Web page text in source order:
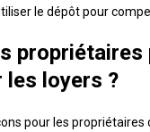
le dépôt pour
propriétaires
loyers ?
pour les propriétaires